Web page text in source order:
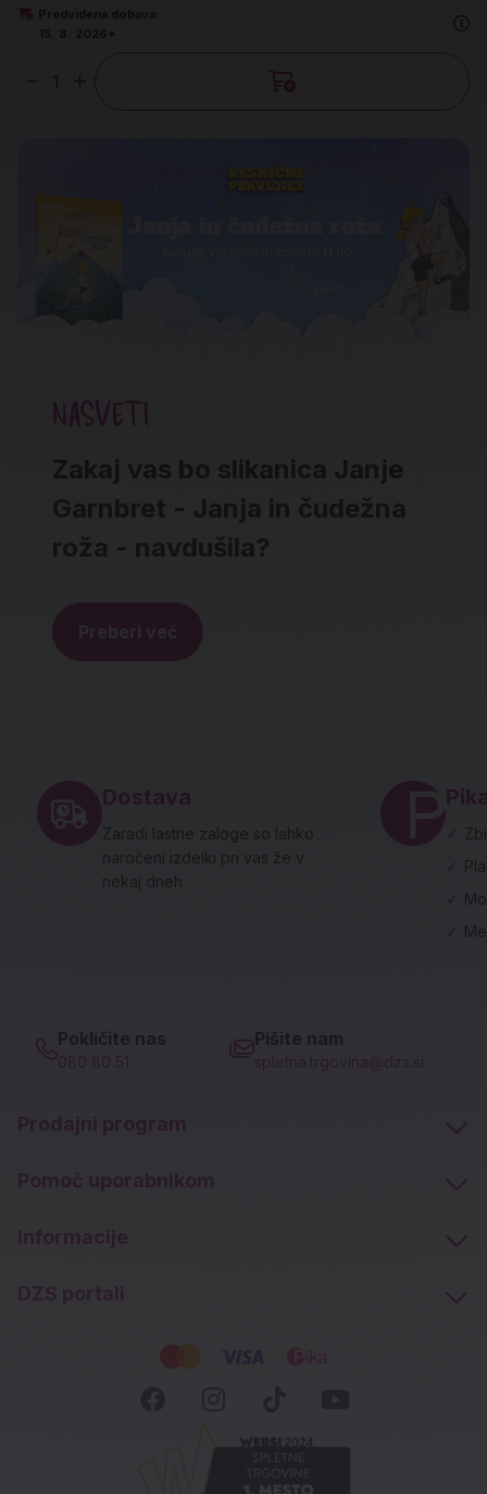
Predvidena dobava:
15. 8. 2026*
Količina
NASVETI
Zakaj vas bo slikanica Janje
Garnbret - Janja in čudežna
roža - navdušila?
Preberi več
Dostava
Zaradi lastne zaloge so lahko
naročeni izdelki pri vas že v
nekaj dneh.
✓
✓
✓
✓
Pokličite nas
080 80 51
Pišite nam
spletna.trgovina@dzs.si
Prodajni program
Pomoč uporabnikom
Informacije
DZS portali